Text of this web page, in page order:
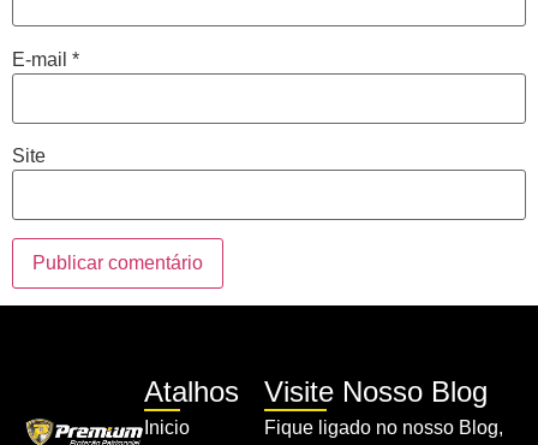
E-mail *
Site
Atalhos
Inicio
Visite Nosso Blog
Fique ligado no nosso Blog,